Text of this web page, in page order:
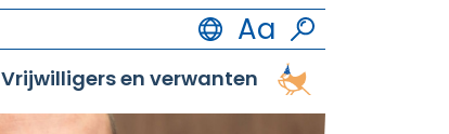
Vrijwilligers en verwanten